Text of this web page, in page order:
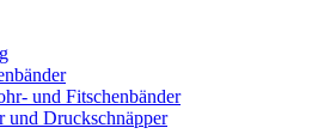
und Fitschenbänder
und Druckschnäpper